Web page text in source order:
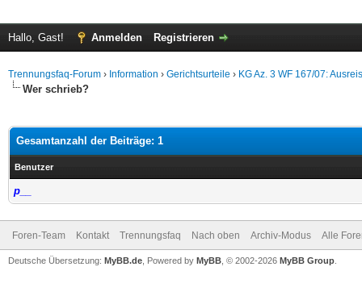
Hallo, Gast! Anmelden Registrieren
Trennungsfaq-Forum › Information › Gerichtsurteile › KG Az. 3 WF 167/07:
Wer schrieb?
Gesamtanzahl der Beiträge: 1
Benutzer
p__
Foren-Team Kontakt Trennungsfaq Nach oben Archiv-Modus Alle
Deutsche Übersetzung: MyBB.de , Powered by MyBB , © 2002-2026 MyBB Group